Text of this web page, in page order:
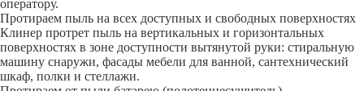
оператору.
Протираем пыль на всех доступных и свободных поверхностях
Клинер протрет пыль на вертикальных и горизонтальных
поверхностях в зоне доступности вытянутой руки: стиральную
машину снаружи, фасады мебели для ванной, сантехнический
шкаф, полки и стеллажи.